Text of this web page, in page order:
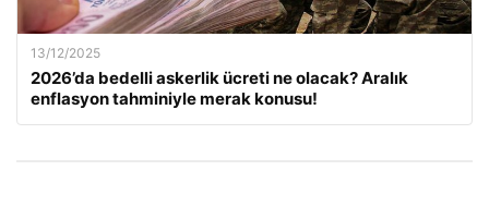
13/12/2025
2026’da bedelli askerlik ücreti ne olacak? Aralık
enflasyon tahminiyle merak konusu!